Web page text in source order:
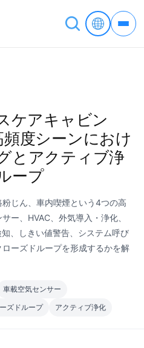
ケアキャビン
頻度シーンにおけ
とアクティブ浄
ープ
じん、車内喫煙という4つの高
ー、HVAC、外気導入・浄化、
、しきい値警告、システム呼び
ーズドループを形成するかを解
車載空気センサー
ズドループ アクティブ浄化